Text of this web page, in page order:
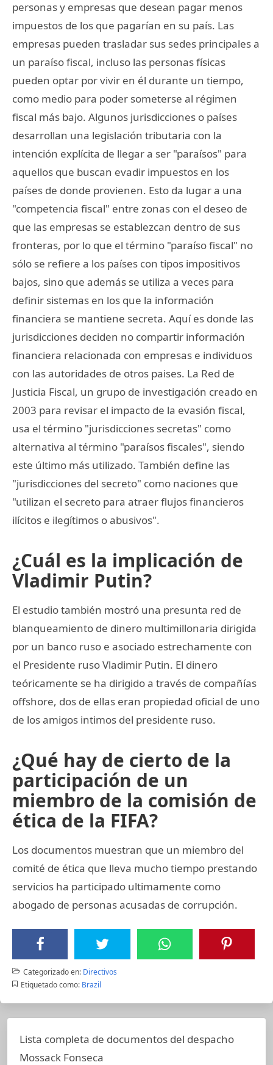
personas y empresas que desean pagar menos
impuestos de los que pagarían en su país. Las
empresas pueden trasladar sus sedes principales a
un paraíso fiscal, incluso las personas físicas
pueden optar por vivir en él durante un tiempo,
como medio para poder someterse al régimen
fiscal más bajo. Algunos jurisdicciones o países
desarrollan una legislación tributaria con la
intención explícita de llegar a ser "paraísos" para
aquellos que buscan evadir impuestos en los
países de donde provienen. Esto da lugar a una
"competencia fiscal" entre zonas con el deseo de
que las empresas se establezcan dentro de sus
fronteras, por lo que el término "paraíso fiscal" no
sólo se refiere a los países con tipos impositivos
bajos, sino que además se utiliza a veces para
definir sistemas en los que la información
financiera se mantiene secreta. Aquí es donde las
jurisdicciones deciden no compartir información
financiera relacionada con empresas e individuos
con las autoridades de otros paises. La Red de
Justicia Fiscal, un grupo de investigación creado en
2003 para revisar el impacto de la evasión fiscal,
usa el término "jurisdicciones secretas" como
alternativa al término "paraísos fiscales", siendo
este último más utilizado. También define las
"jurisdicciones del secreto" como naciones que
"utilizan el secreto para atraer flujos financieros
ilícitos e ilegítimos o abusivos".
¿Cuál es la implicación de
Vladimir Putin?
El estudio también mostró una presunta red de
blanqueamiento de dinero multimillonaria dirigida
por un banco ruso e asociado estrechamente con
el Presidente ruso Vladimir Putin. El dinero
teóricamente se ha dirigido a través de compañías
offshore, dos de ellas eran propiedad oficial de uno
de los amigos intimos del presidente ruso.
¿Qué hay de cierto de la
participación de un
miembro de la comisión de
ética de la FIFA?
Los documentos muestran que un miembro del
comité de ética que lleva mucho tiempo prestando
servicios ha participado ultimamente como
abogado de personas acusadas de corrupción.
Categorizado en: Directivos
Etiquetado como: Brazil
Lista completa de documentos del despacho
Mossack Fonseca